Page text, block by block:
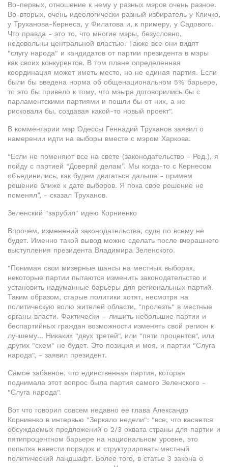
Во-первых, отношение к нему у разных мэров очень разное.
Во-вторых, очень идеологически разный избиратель у Кличко,
у Труханова-Кернеса, у Филатова и, к примеру, у Садового.
Что правда - это то, что многие мэры, безусловно,
недовольны центральной властью. Также все они видят
"слугу народа" и кандидатов от партии президента в мэры
как своих конкурентов. В том плане определенная
координация может иметь место, но не единая партия. Если
были бы введена норма об общенациональном 5% барьере,
то это бы привело к тому, что мэыра договорились бы с
парламентскими партиями и пошли бы от них, а не
рисковали бы, создавая какой-то новый проект".
В комментарии мэр Одессы Геннадий Труханов заявил о
намерении идти на выборы вместе с мэром Харкова.
“Если не поменяют все на свете (законодательство - Ред.), я
пойду с партией “Доверяй делам”. Мы когда-то с Кернесом
объединились, как будем двигаться дальше - примем
решение ближе к дате выборов. Я пока свое решение не
поменял”, - сказал Труханов.
Зеленский "зарубил" идею Корниенко
Впрочем, изменений законодательства, судя по всему не
будет. Именно такой вывод можно сделать после вчерашнего
выступления президента Владимира Зеленского.
"Понимая свои мизерные шансы на местных выборах,
некоторые партии пытаются изменить законодательство и
установить надуманные барьеры для региональных партий.
Таким образом, старые политики хотят, несмотря на
политическую волю жителей области, "пролезть" в местные
органы власти. Фактически – лишить небольшие партии и
беспартийных граждан возможности изменять свой регион к
лучшему... Никаких "двух третей", или "пяти процентов", или
других "схем" не будет. Это позиция и моя, и партии "Слуга
народа", - заявил президент.
Самое забавное, что единственная партия, которая
поднимала этот вопрос была партия самого Зеленского -
"Слуга народа".
Вот что говорил совсем недавно ее глава Александр
Корниенко в интервью "Зеркало недели": "все, что касается
обсуждаемых предложений о 2/3 охвата страны для партии и
пятипроцентном барьере на национальном уровне, это
попытка навести порядок и структурировать местный
политический ландшафт. Более того, в статье 3 закона о